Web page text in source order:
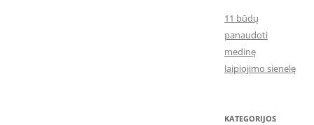
11 būdų
panaudoti
medinę
laipiojimo sienelę
KATEGORIJOS